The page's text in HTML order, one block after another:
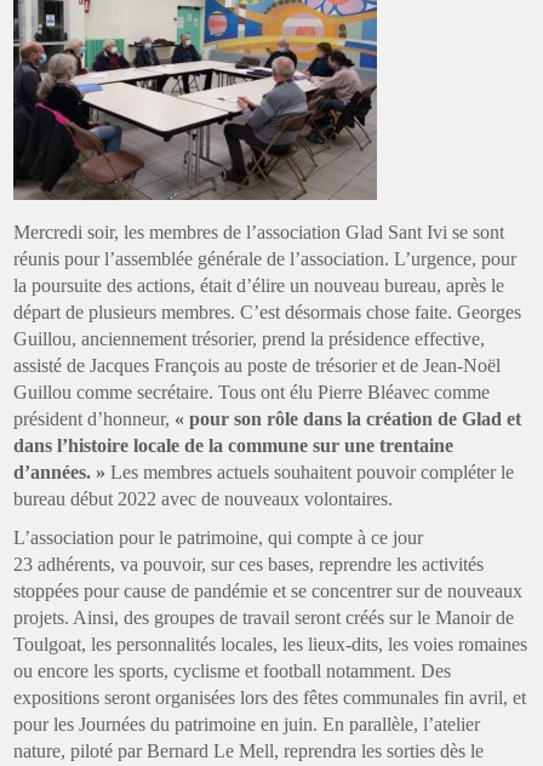
Mercredi soir, les membres de l’association Glad Sant Ivi se sont
réunis pour l’assemblée générale de l’association. L’urgence, pour
la poursuite des actions, était d’élire un nouveau bureau, après le
départ de plusieurs membres. C’est désormais chose faite. Georges
Guillou, anciennement trésorier, prend la présidence effective,
assisté de Jacques François au poste de trésorier et de Jean-Noël
Guillou comme secrétaire. Tous ont élu Pierre Bléavec comme
président d’honneur, « pour son rôle dans la création de Glad et
dans l’histoire locale de la commune sur une trentaine
d’années. » Les membres actuels souhaitent pouvoir compléter le
bureau début 2022 avec de nouveaux volontaires.
L’association pour le patrimoine, qui compte à ce jour
23 adhérents, va pouvoir, sur ces bases, reprendre les activités
stoppées pour cause de pandémie et se concentrer sur de nouveaux
projets. Ainsi, des groupes de travail seront créés sur le Manoir de
Toulgoat, les personnalités locales, les lieux-dits, les voies romaines
ou encore les sports, cyclisme et football notamment. Des
expositions seront organisées lors des fêtes communales fin avril, et
pour les Journées du patrimoine en juin. En parallèle, l’atelier
nature, piloté par Bernard Le Mell, reprendra les sorties dès le